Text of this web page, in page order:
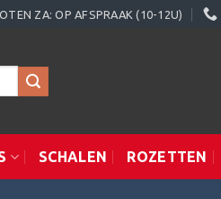
ZA: OP AFSPRAAK (10-12U)
SCHALEN ROZETTEN